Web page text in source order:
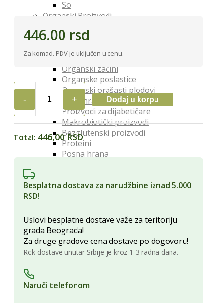
So
Organski Proizvodi
Organska ulja, sirća i sosevi
Organski napici
Organski začini
Organske poslastice
Organski orašasti plodovi
Posebna Ishrana
Proizvodi za dijabetičare
Makrobiotički proizvodi
Bezglutenski proizvodi
Proteini
Posna hrana
Glina
Lekovite gljive
Melemi i oblozi
Superhrana
Zdravi Napici
Čajevi
446.00 rsd
Za komad. PDV je uključen u cenu.
BIO
KUTAK
4
ZRNA
Dodaj u korpu
Total: 446,00 RSD
Besplatna dostava za narudžbine iznad 5.000
RSD!
Uslovi besplatne dostave važe za teritoriju
grada Beograda!
Za druge gradove cena dostave po dogovoru!
Rok dostave unutar Srbije je kroz 1-3 radna dana.
Naruči telefonom